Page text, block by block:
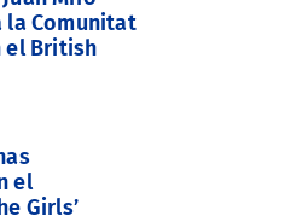
la Comunitat
el British
el
Girls’